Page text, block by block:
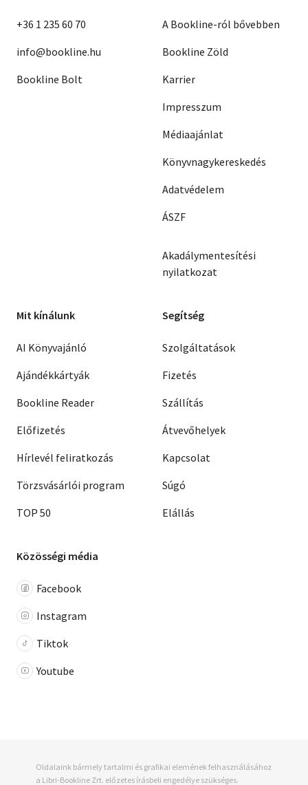
+36 1 235 60 70
info@bookline.hu
Bookline Bolt
A Bookline-ról bővebben
Bookline Zöld
Karrier
Impresszum
Médiaajánlat
Könyvnagykereskedés
Adatvédelem
ÁSZF
Akadálymentesítési
nyilatkozat
Mit kínálunk
AI Könyvajánló
Ajándékkártyák
Bookline Reader
Előfizetés
Hírlevél feliratkozás
Törzsvásárlói program
TOP 50
Segítség
Szolgáltatások
Fizetés
Szállítás
Átvevőhelyek
Kapcsolat
Súgó
Elállás
Közösségi média
Facebook
Instagram
Tiktok
Youtube
Oldalaink bármely tartalmi és grafikai elemének felhasználásához
a Libri-Bookline Zrt. előzetes írásbeli engedélye szükséges.